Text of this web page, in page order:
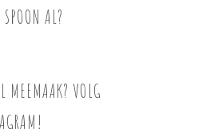
AL?
VOLG